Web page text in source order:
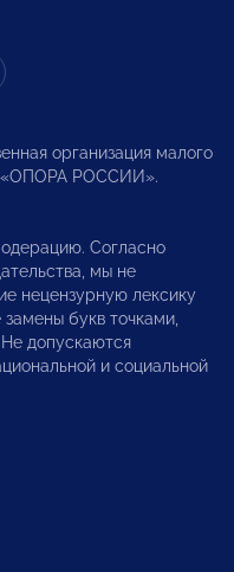
организация малого
«ОПОРА РОССИИ».
Согласно
мы не
нецензурную лексику
букв точками,
допускаются
и социальной